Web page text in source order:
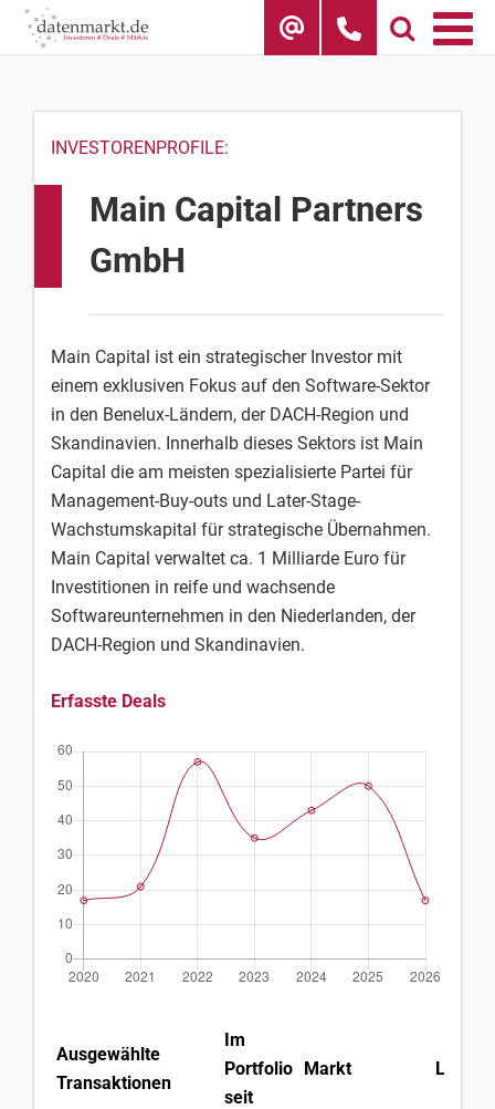
Skip
INVESTORENPROFILE:
Main Capital Partners
GmbH
Main Capital ist ein strategischer Investor mit
einem exklusiven Fokus auf den Software-Sektor
in den Benelux-Ländern, der DACH-Region und
Skandinavien. Innerhalb dieses Sektors ist Main
Capital die am meisten spezialisierte Partei für
Management-Buy-outs und Later-Stage-
Wachstumskapital für strategische Übernahmen.
Main Capital verwaltet ca. 1 Milliarde Euro für
Investitionen in reife und wachsende
Softwareunternehmen in den Niederlanden, der
DACH-Region und Skandinavien.
Erfasste Deals
Ausgewählte
Transaktionen
Im
Portfolio
seit
Markt Land